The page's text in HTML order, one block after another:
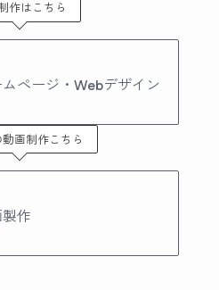
作はこちら
ムページ・Webデザイン
画制作こちら
作